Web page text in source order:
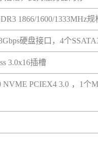
1866/1600/1333MHz
硬盘接口，4个
3.0x16插槽
NVME PCIEX4 3.0 ，1个